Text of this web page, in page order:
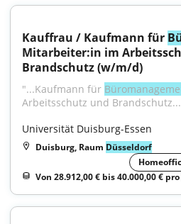
Kauffrau / Kaufmann für
Mitarbeiter:in im
Brandschutz (w/m/d)
"...Kaufmann für
Arbeitsschutz und
Universität Duisburg-Essen
Duisburg, Raum Düsseldorf
Von 28.912,00 € bis 40.000,00 €